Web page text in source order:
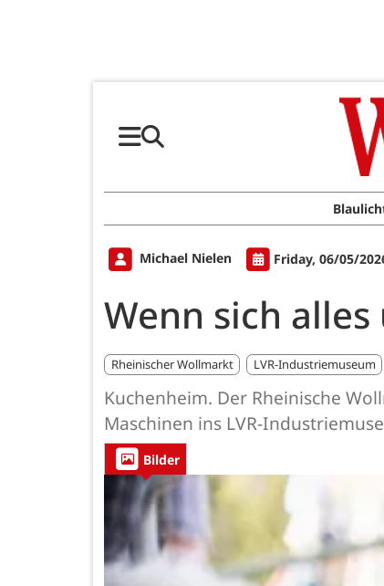
Michael Nielen Friday, 06/05/
Wenn sich
Rheinischer Wollmarkt LVR-Industriemuseum
Kuchenheim. Der Rheinische
Maschinen ins LVR-
Bilder